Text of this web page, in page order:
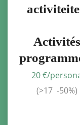
Activités
20 €/
(>17 -50%)